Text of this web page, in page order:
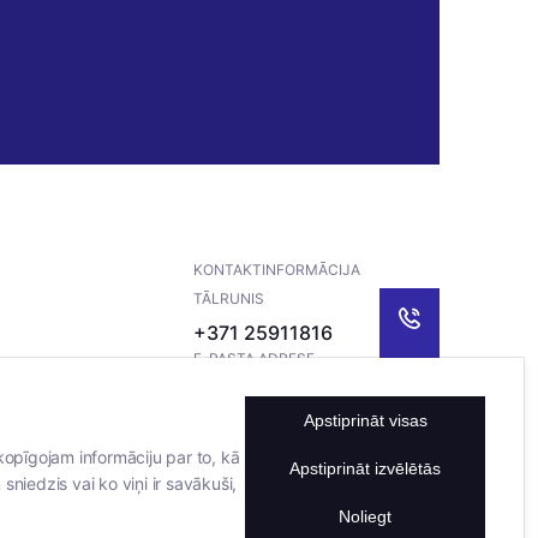
KONTAKTINFORMĀCIJA
TĀLRUNIS
+371 25911816
E-PASTA ADRESE
info@bertasnams.lv
informāciju par to, kā
vai ko viņi ir savākuši,
Apstiprināt visas
Apstiprināt izvēlētās
Noliegt